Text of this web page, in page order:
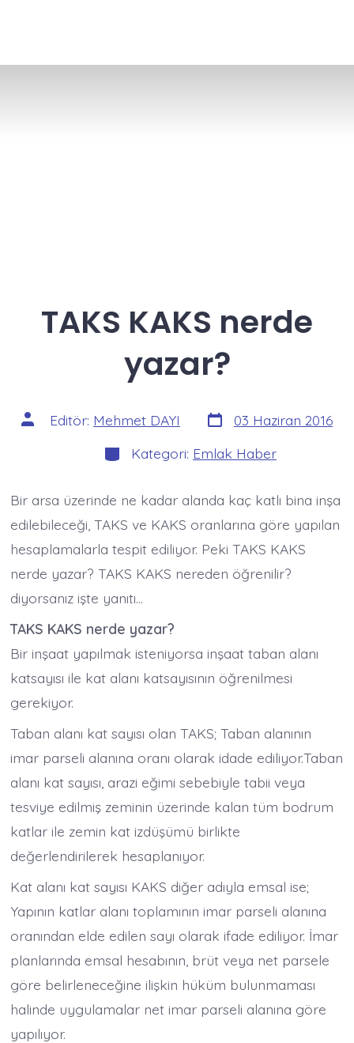
TAKS KAKS nerde
yazar?
Yazının
yazarı
Editör: Mehmet DAYI Yazı
tarihi
03 Haziran 2016
Kategoriler
Kategori: Emlak Haber
Bir arsa üzerinde ne kadar alanda kaç katlı bina inşa
edilebileceği, TAKS ve KAKS oranlarına göre yapılan
hesaplamalarla tespit ediliyor. Peki TAKS KAKS
nerde yazar? TAKS KAKS nereden öğrenilir?
diyorsanız işte yanıtı…
TAKS KAKS nerde yazar?
Bir inşaat yapılmak isteniyorsa inşaat taban alanı
katsayısı ile kat alanı katsayısının öğrenilmesi
gerekiyor.
Taban alanı kat sayısı olan TAKS; Taban alanının
imar parseli alanına oranı olarak idade ediliyor.Taban
alanı kat sayısı, arazi eğimi sebebiyle tabii veya
tesviye edilmiş zeminin üzerinde kalan tüm bodrum
katlar ile zemin kat izdüşümü birlikte
değerlendirilerek hesaplanıyor.
Kat alanı kat sayısı KAKS diğer adıyla emsal ise;
Yapının katlar alanı toplamının imar parseli alanına
oranından elde edilen sayı olarak ifade ediliyor. İmar
planlarında emsal hesabının, brüt veya net parsele
göre belirleneceğine ilişkin hüküm bulunmaması
halinde uygulamalar net imar parseli alanına göre
yapılıyor.